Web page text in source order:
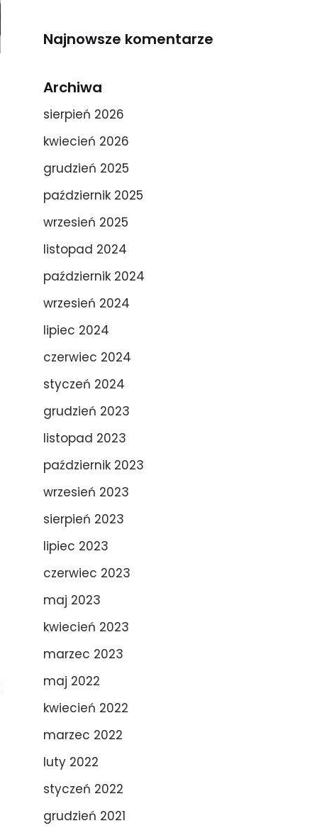
Najnowsze komentarze
Archiwa
sierpień 2026
kwiecień 2026
grudzień 2025
październik 2025
wrzesień 2025
listopad 2024
październik 2024
wrzesień 2024
lipiec 2024
czerwiec 2024
styczeń 2024
grudzień 2023
listopad 2023
październik 2023
wrzesień 2023
sierpień 2023
lipiec 2023
czerwiec 2023
maj 2023
kwiecień 2023
marzec 2023
maj 2022
kwiecień 2022
marzec 2022
luty 2022
styczeń 2022
grudzień 2021